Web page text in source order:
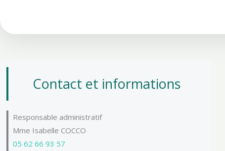
Contact et informations
Responsable administratif
Mme Isabelle COCCO
05 62 66 93 57